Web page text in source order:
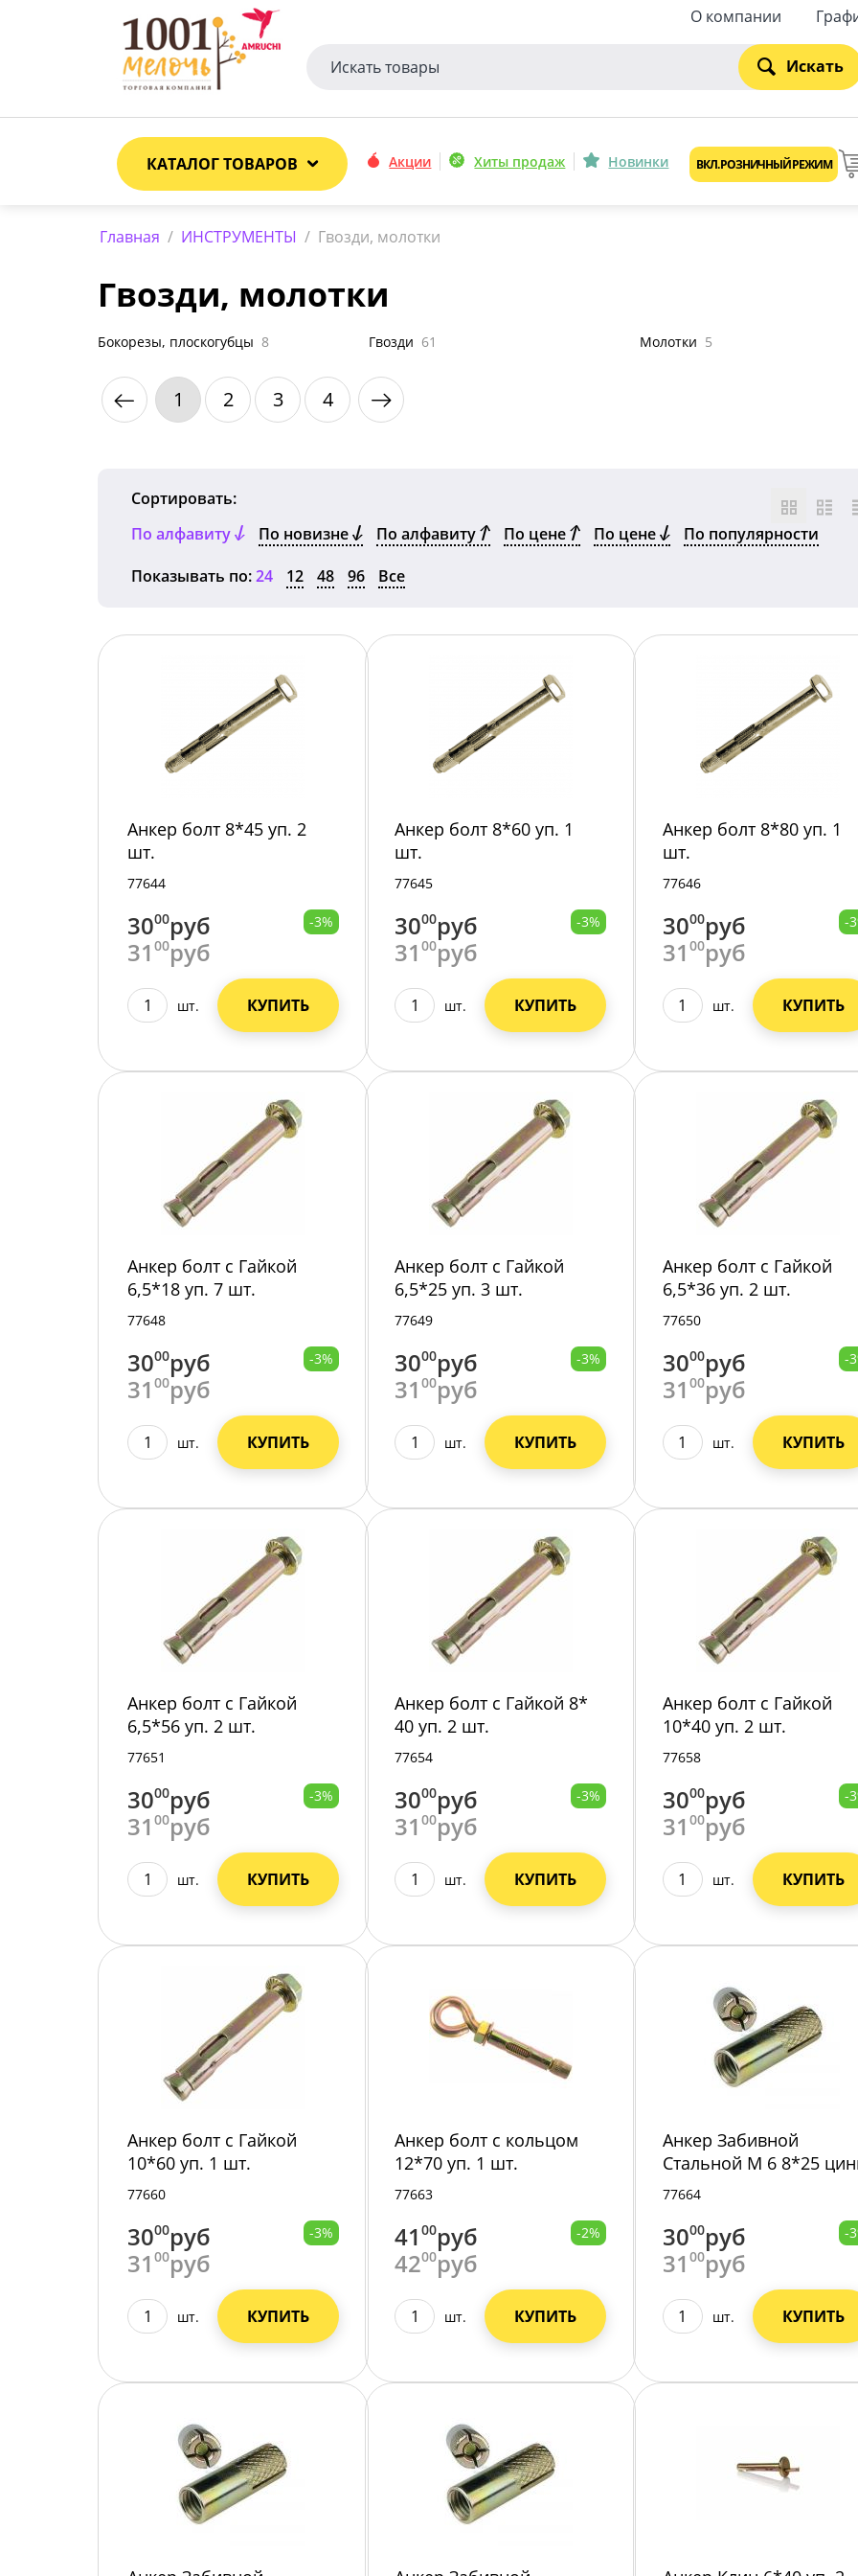
О компании
Искать
КАТАЛОГ ТОВАРОВ Акции Хиты продаж Новинки ВКЛ. РОЗНИЧНЫЙ РЕЖИМ
Главная / ИНСТРУМЕНТЫ / Гвозди, молотки
Гвозди, молотки
Бокорезы, плоскогубцы 8 Гвозди 61 Молотки 5
1 2 3 4
Сортировать:
По алфавиту
По новизне По алфавиту По цене По цене
По популярности
Показывать по:24 12 48 96 Все
Анкер болт 8*45 уп. 2
шт.
77644
3000руб
31 00руб
-3%
шт. КУПИТЬ
Анкер болт 8*60 уп. 1
шт.
77645
3000руб
3100руб
-3%
шт. КУПИТЬ
Анкер болт 8*80 уп. 1
шт.
77646
3000руб
31 00руб
-
шт. КУПИТЬ
Анкер болт с Гайкой
6,5*18 уп. 7 шт.
77648
3000руб
31 00руб
-3%
шт. КУПИТЬ
Анкер болт с Гайкой
6,5*25 уп. 3 шт.
77649
3000руб
3100руб
-3%
шт. КУПИТЬ
Анкер болт с Гайкой
6,5*36 уп. 2 шт.
77650
3000руб
31 00руб
-
шт. КУПИТЬ
Анкер болт с Гайкой
6,5*56 уп. 2 шт.
77651
3000руб
31 00руб
-3%
шт. КУПИТЬ
Анкер болт с Гайкой 8*
40 уп. 2 шт.
77654
3000руб
3100руб
-3%
шт. КУПИТЬ
Анкер болт с Гайкой
10*40 уп. 2 шт.
77658
3000руб
31 00руб
-
шт. КУПИТЬ
Анкер болт с Гайкой
10*60 уп. 1 шт.
77660
3000руб
31 00руб
-3%
шт. КУПИТЬ
Анкер болт с кольцом
12*70 уп. 1 шт.
77663
4100руб
4200руб
-2%
шт. КУПИТЬ
Анкер Забивной
Стальной М 6 8*25
уп. 4 шт.
77664
3000руб
31 00руб
-
шт. КУПИТЬ